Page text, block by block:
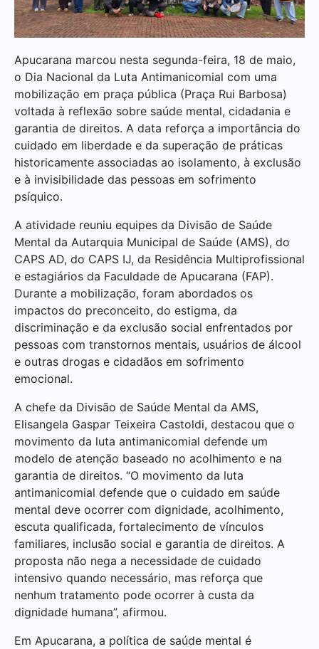
Apucarana marcou nesta segunda-feira, 18 de maio,
o Dia Nacional da Luta Antimanicomial com uma
mobilização em praça pública (Praça Rui Barbosa)
voltada à reflexão sobre saúde mental, cidadania e
garantia de direitos. A data reforça a importância do
cuidado em liberdade e da superação de práticas
historicamente associadas ao isolamento, à exclusão
e à invisibilidade das pessoas em sofrimento
psíquico.
A atividade reuniu equipes da Divisão de Saúde
Mental da Autarquia Municipal de Saúde (AMS), do
CAPS AD, do CAPS IJ, da Residência Multiprofissional
e estagiários da Faculdade de Apucarana (FAP).
Durante a mobilização, foram abordados os
impactos do preconceito, do estigma, da
discriminação e da exclusão social enfrentados por
pessoas com transtornos mentais, usuários de álcool
e outras drogas e cidadãos em sofrimento
emocional.
A chefe da Divisão de Saúde Mental da AMS,
Elisangela Gaspar Teixeira Castoldi, destacou que o
movimento da luta antimanicomial defende um
modelo de atenção baseado no acolhimento e na
garantia de direitos. “O movimento da luta
antimanicomial defende que o cuidado em saúde
mental deve ocorrer com dignidade, acolhimento,
escuta qualificada, fortalecimento de vínculos
familiares, inclusão social e garantia de direitos. A
proposta não nega a necessidade de cuidado
intensivo quando necessário, mas reforça que
nenhum tratamento pode ocorrer à custa da
dignidade humana”, afirmou.
Em Apucarana, a política de saúde mental é